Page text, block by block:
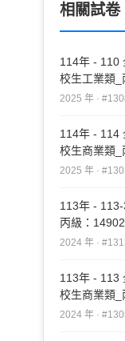
相關試卷
114年 - 110
校生工業類_
#130820
2025 年 ·
114年 - 114
校生商業類_
#130398
2025 年 ·
113年 - 113-
丙級：
2024 年 ·
113年 - 113
校生商業類_
#130516
2024 年 ·